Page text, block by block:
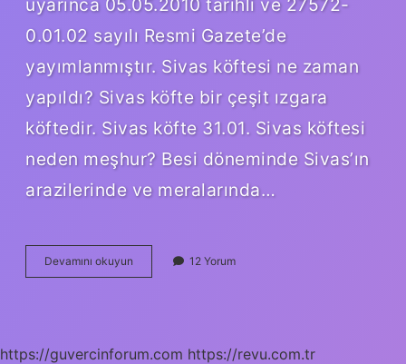
0.01.02 sayılı Resmi Gazete’de
yayımlanmıştır. Sivas köftesi ne zaman
yapıldı? Sivas köfte bir çeşit ızgara
köftedir. Sivas köfte 31.01. Sivas köftesi
neden meşhur? Besi döneminde Sivas’ın
arazilerinde ve meralarında…
Devamını okuyun
Köftesi
12 Yorum
https://guvercinforum.com https://revu.com.tr